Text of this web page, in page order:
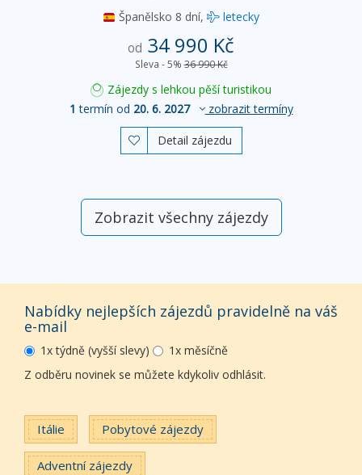
Španělsko 8 dní, letecky
od 34 990 Kč
Sleva - 5% 36 990 Kč
Zájezdy s lehkou pěší turistikou
1 termín od 20. 6. 2027 zobrazit termíny
 Detail zájezdu
Zobrazit všechny zájezdy
Nabídky nejlepších zájezdů pravidelně na váš
e-mail
1x týdně (vyšší slevy)
1x měsíčně
Z odběru novinek se můžete kdykoliv odhlásit.
Itálie Pobytové zájezdy
Adventní zájezdy